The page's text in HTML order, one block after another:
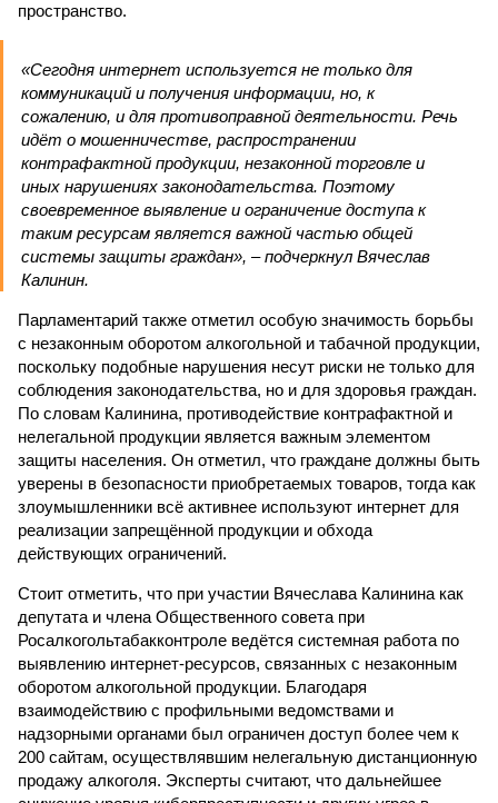
пространство.
«Сегодня интернет используется не только для
коммуникаций и получения информации, но, к
сожалению, и для противоправной деятельности. Речь
идёт о мошенничестве, распространении
контрафактной продукции, незаконной торговле и
иных нарушениях законодательства. Поэтому
своевременное выявление и ограничение доступа к
таким ресурсам является важной частью общей
системы защиты граждан», – подчеркнул Вячеслав
Калинин.
Парламентарий также отметил особую значимость борьбы
с незаконным оборотом алкогольной и табачной продукции,
поскольку подобные нарушения несут риски не только для
соблюдения законодательства, но и для здоровья граждан.
По словам Калинина, противодействие контрафактной и
нелегальной продукции является важным элементом
защиты населения. Он отметил, что граждане должны быть
уверены в безопасности приобретаемых товаров, тогда как
злоумышленники всё активнее используют интернет для
реализации запрещённой продукции и обхода
действующих ограничений.
Стоит отметить, что при участии Вячеслава Калинина как
депутата и члена Общественного совета при
Росалкогольтабакконтроле ведётся системная работа по
выявлению интернет-ресурсов, связанных с незаконным
оборотом алкогольной продукции. Благодаря
взаимодействию с профильными ведомствами и
надзорными органами был ограничен доступ более чем к
200 сайтам, осуществлявшим нелегальную дистанционную
продажу алкоголя. Эксперты считают, что дальнейшее